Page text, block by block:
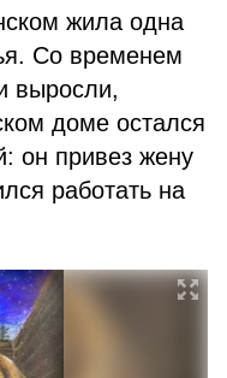
жила одна
Со временем
выросли,
доме остался
он привез жену
работать на